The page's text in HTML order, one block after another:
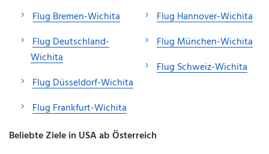
Flug Bremen-Wichita
Flug Deutschland-
Wichita
Flug Düsseldorf-Wichita
Flug Frankfurt-Wichita
Flug Hannover-Wichita
Flug München-Wichita
Flug Schweiz-Wichita
Beliebte Ziele in USA ab Österreich